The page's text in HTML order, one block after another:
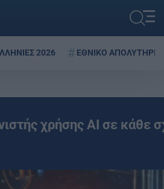
2026 ΕΘΝΙΚΟ ΑΠΟΛΥΤΗΡΙΟ
χρήσης AI σε κάθε